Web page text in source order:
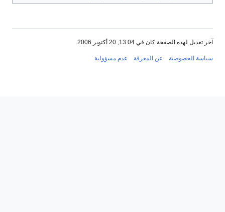
آخر تعديل لهذه الصفحة كان في 13:04, 20 أكتوبر 2006.
سياسة الخصوصية عن المعرفة عدم مسؤولية